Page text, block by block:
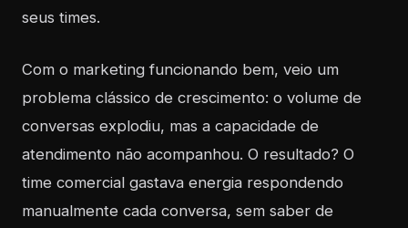
seus times.
Com o marketing funcionando bem, veio um
problema clássico de crescimento: o volume de
conversas explodiu, mas a capacidade de
atendimento não acompanhou. O resultado? O
time comercial gastava energia respondendo
manualmente cada conversa, sem saber de